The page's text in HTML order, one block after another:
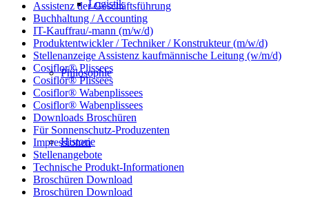
Logistik
Philosophie
Historie
Assistenz der Geschäftsführung
Buchhaltung / Accounting
IT-Kauffrau/-mann (m/w/d)
Produktentwickler / Techniker / Konstrukteur (m/w/d)
Stellenanzeige Assistenz kaufmännische Leitung (w/m/d)
Cosiflor® Plissees
Cosiflor® Plissees
Cosiflor® Wabenplissees
Cosiflor® Wabenplissees
Downloads Broschüren
Für Sonnenschutz-Produzenten
Impressionen
Stellenangebote
Technische Produkt-Informationen
Broschüren Download
Broschüren Download